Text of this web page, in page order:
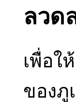
ลวด
เพื่อใ
ของภู